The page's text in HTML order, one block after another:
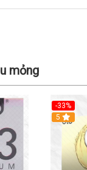
mỏng
-33%
5